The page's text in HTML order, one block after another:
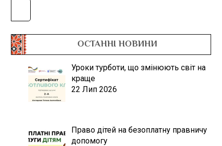
ОСТАННІ НОВИНИ
Уроки турботи, що змінюють світ на
краще
22 Лип 2026
Право дітей на безоплатну правничу
допомогу